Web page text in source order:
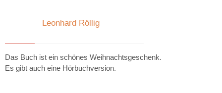
Leonhard Röllig
Das Buch ist ein schönes Weihnachtsgeschenk.
Es gibt auch eine Hörbuchversion.